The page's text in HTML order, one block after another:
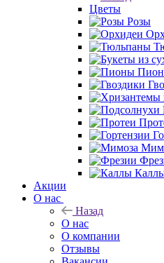
Цветы
Розы
Акции
О нас
Назад
О нас
О компании
Отзывы